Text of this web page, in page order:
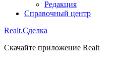
Редакция
Справочный центр
Realt.Сделка
Скачайте приложение Realt